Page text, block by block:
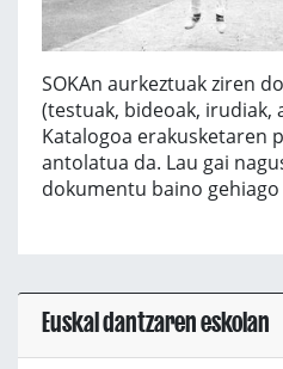
SOKAn aurkeztuak ziren
(testuak, bideoak, irudiak,
Katalogoa erakusketaren
antolatua da. Lau gai
dokumentu baino
Euskal dantzaren eskolan